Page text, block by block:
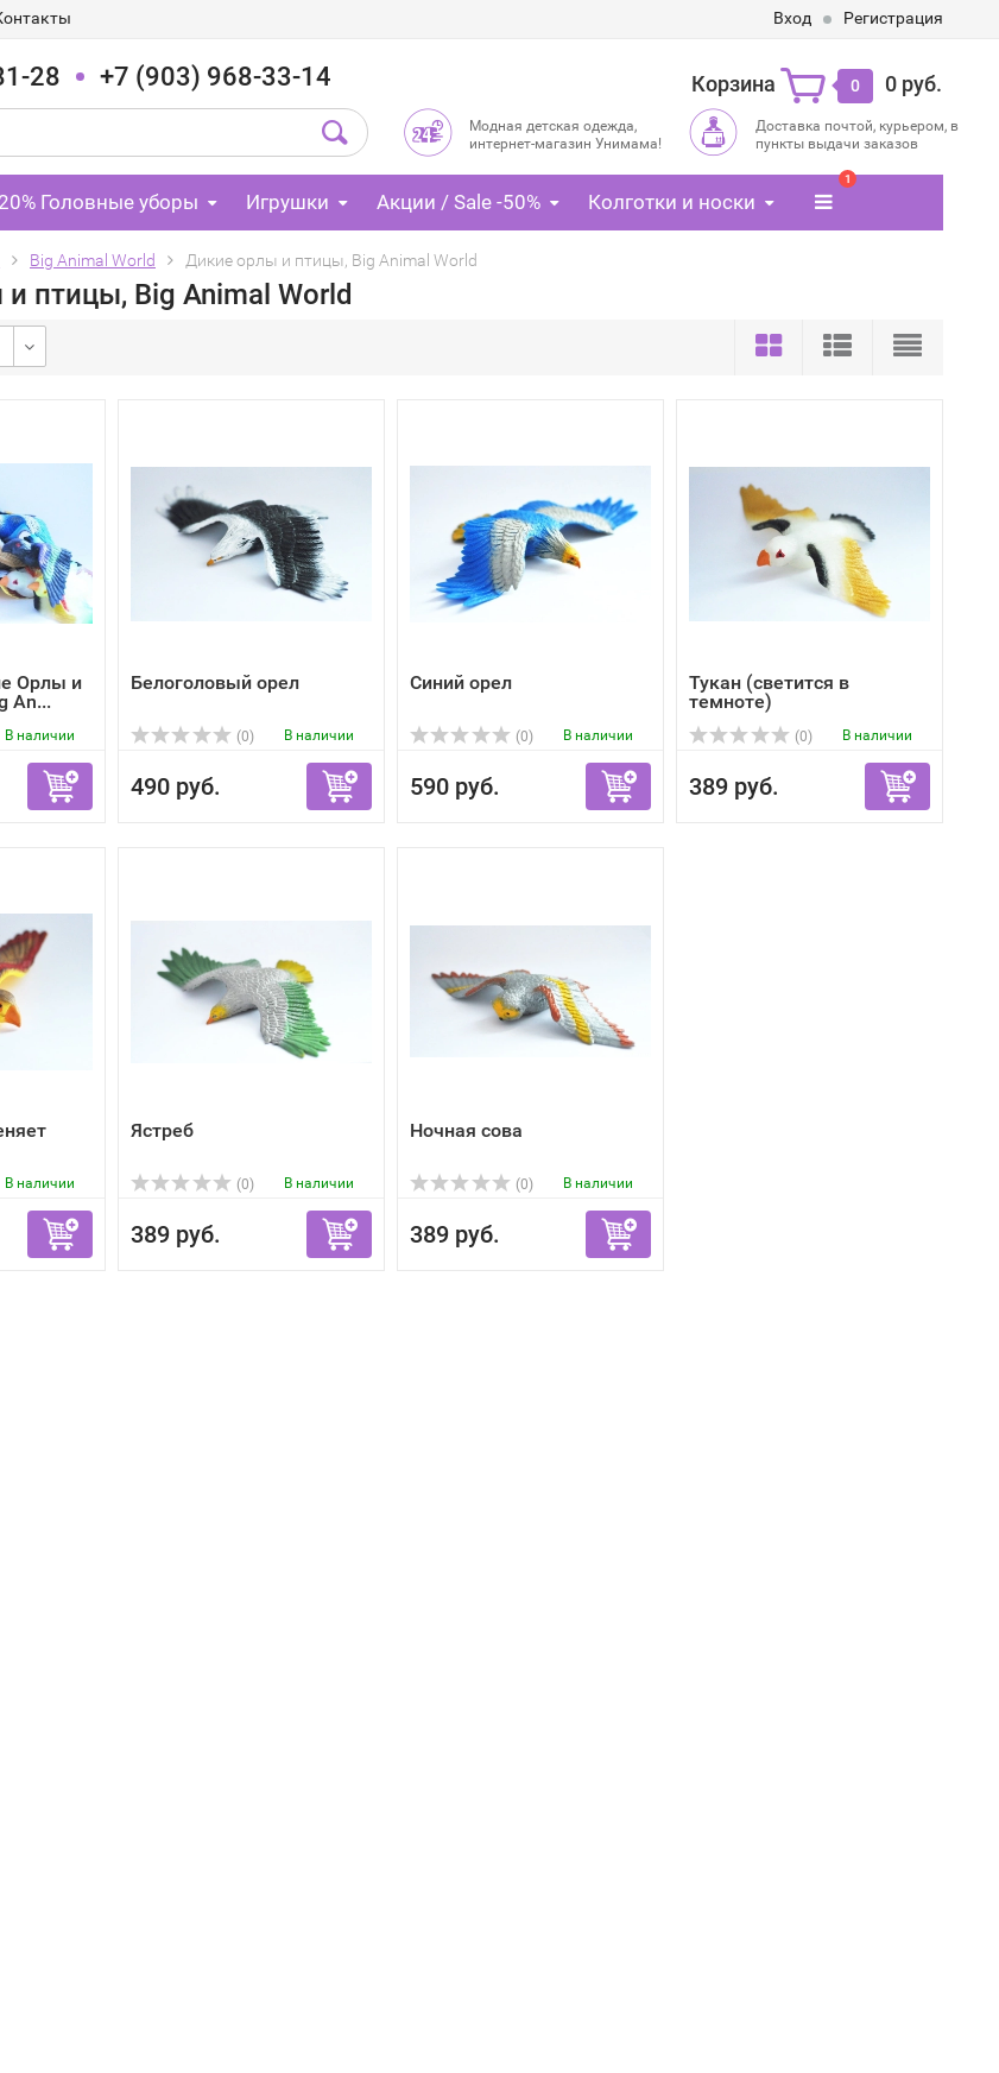
Вход Регистрация
28 +7 (903) 968-33-14 Корзина 0 0 руб.
Модная детская одежда,
интернет-магазин Унимама!
Доставка почтой, курьером, в
пункты выдачи заказов
Головные уборы Игрушки Акции / Sale -50% Колготки и носки
1
Big Animal World Дикие орлы и птицы, Big Animal World
птицы, Big Animal World
Орлы и
An...
В наличии
Белоголовый орел
(0) В наличии
490 руб.
Синий орел
(0) В наличии
590 руб.
Тукан (светится в
темноте)
(0) В наличии
389 руб.
В наличии
Ястреб
(0) В наличии
389 руб.
Ночная сова
(0) В наличии
389 руб.